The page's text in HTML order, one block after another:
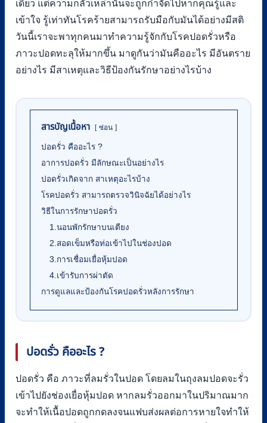
เดียว แต่ความกลัวเหล่านั้นจะถูกกำจัดไปหากคุณรู้และ
เข้าใจ รู้เท่าทันโรคร้ายสามารถรับมือกับมันได้อย่างมีสติ
วันนี้เราจะพาทุกคนมาทำความรู้จักกับโรคปอดรั่วหรือ
ภาวะปอดทะลุให้มากขึ้น มาดูกันว่ามันคืออะไร มีอันตราย
อย่างไร มีสาเหตุและวิธีป้องกันรักษาอย่างไรบ้าง
สารบัญเนื้อหา ซ่อน
ปอดรั่ว คืออะไร ?
อาการปอดรั่ว มีลักษณะเป็นอย่างไร
ปอดรั่วเกิดจาก สาเหตุอะไรบ้าง
โรคปอดรั่ว สามารถตรวจวินิจฉัยได้อย่างไร
วิธีในการรักษาปอดรั่ว
1.นอนพักรักษาบนเตียง
2.สอดเข็มหรือท่อเข้าไปในช่องปอด
3.การเชื่อมเยื่อหุ้มปอด
4.เข้ารับการผ่าตัด
การดูแลและป้องกันโรคปอดรั่วหลังการรักษา
ปอดรั่ว คืออะไร ?
ปอดรั่ว คือ ภาวะที่ลมรั่วในปอด โดยลมในถุงลมปอดจะรั่ว
เข้าไปยังช่องเยื่อหุ้มปอด หากลมรั่วออกมาในปริมาณมาก
จะทำให้เนื้อปอดถูกกดลงจนแฟบส่งผลต่อการหายใจทำให้